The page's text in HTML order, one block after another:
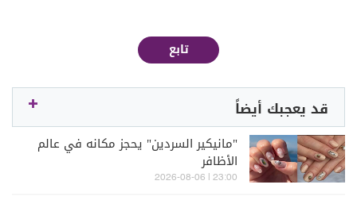
تابع
قد يعجبك أيضاً
"مانيكير السردين" يحجز مكانه في عالم
الأظافر
23:00 | 2026-08-06